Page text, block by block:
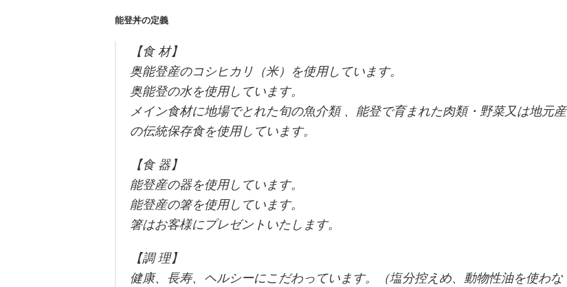
能登丼の定義
【食 材】
奥能登産のコシヒカリ（米）を使用しています。
奥能登の水を使用しています。
メイン食材に地場でとれた旬の魚介類 、能登で育まれた肉類・野菜又は地元産
の伝統保存食を使用しています。
【食 器】
能登産の器を使用しています。
能登産の箸を使用しています。
箸はお客様にプレゼントいたします。
【調 理】
健康、長寿、ヘルシーにこだわっています。（塩分控えめ、動物性油を使わな